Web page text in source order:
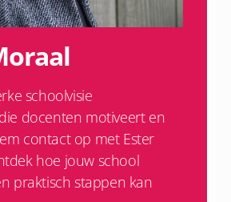
schoolvisie
docenten motiveert en
contact op met Ester
hoe jouw school
praktisch stappen kan